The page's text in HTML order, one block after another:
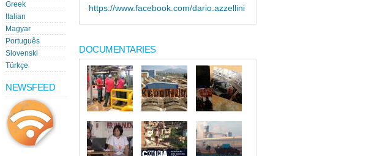
Greek
Italian
Magyar
Português
Slovenski
Türkçe
NEWSFEED
https://www.facebook.com/dario.azzellini
DOCUMENTARIES